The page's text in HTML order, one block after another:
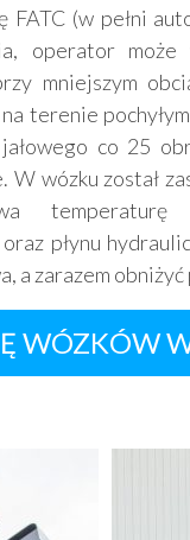
FATC (w pełni
operator
mniejszym
terenie
co 25
W wózku został
płynu
a zarazem obniżyć
WÓZKÓW